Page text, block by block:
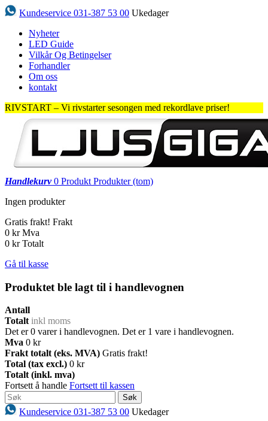
Kundeservice 031-387 53 00 Ukedager
Nyheter
LED Guide
Vilkår Og Betingelser
Forhandler
Om oss
kontakt
RIVSTART – Vi rivstarter sesongen med rekordlave priser!
Handlekurv 0 Produkt Produkter (tom)
Ingen produkter
Gratis frakt! Frakt
0 kr Mva
0 kr Totalt
Gå til kasse
Produktet ble lagt til i handlevognen
Antall
Totalt inkl moms
Det er0 varer i handlevognen. Det er 1 vare i handlevognen.
Mva 0 kr
Frakt totalt (eks. MVA) Gratis frakt!
Total (tax excl.) 0 kr
Totalt (inkl. mva)
Fortsett å handle Fortsett til kassen
Søk
Kundeservice 031-387 53 00 Ukedager